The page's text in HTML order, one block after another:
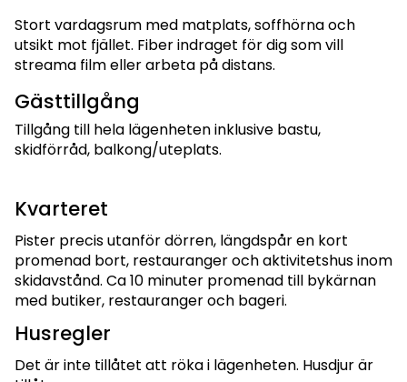
Stort vardagsrum med matplats, soffhörna och
utsikt mot fjället. Fiber indraget för dig som vill
streama film eller arbeta på distans.
Gästtillgång
Tillgång till hela lägenheten inklusive bastu,
skidförråd, balkong/uteplats.
Kvarteret
Pister precis utanför dörren, längdspår en kort
promenad bort, restauranger och aktivitetshus inom
skidavstånd. Ca 10 minuter promenad till bykärnan
med butiker, restauranger och bageri.
Husregler
Det är inte tillåtet att röka i lägenheten. Husdjur är